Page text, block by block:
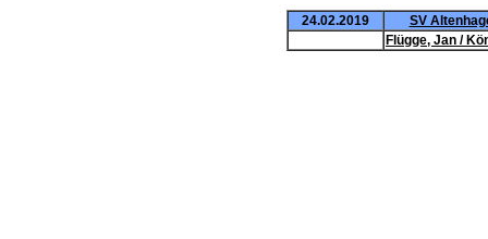
24.02.2019
SV
Flügge, Jan /